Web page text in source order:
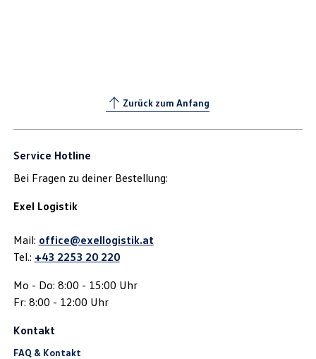
Zurück zum Anfang
Service Hotline
Bei Fragen zu deiner Bestellung:
Exel Logistik
Mail: office@exellogistik.at
Tel.: +43 2253 20 220
Mo - Do: 8:00 - 15:00 Uhr
Fr: 8:00 - 12:00 Uhr
Kontakt
FAQ & Kontakt